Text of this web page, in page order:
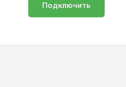
Подключить